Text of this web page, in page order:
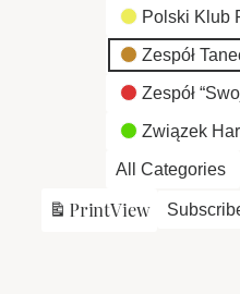
Polski Klub
Zespół
Zespół
Związek
All Categories
PrintView